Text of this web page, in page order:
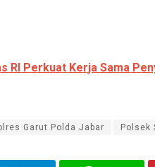
RI Perkuat Kerja Sama
Garut Polda Jabar Polsek